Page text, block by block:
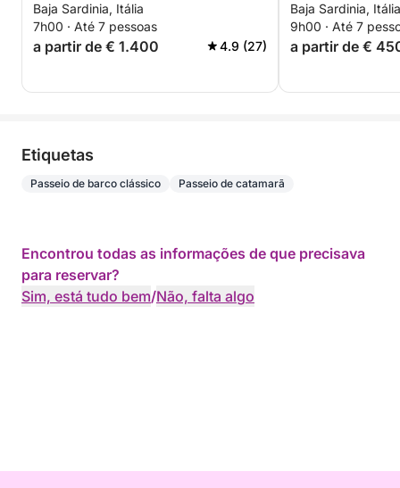
Baja Sardinia, Itália
7h00 · Até 7 pessoas
a partir de € 1.400 4.9 (27)
em uma lancha.
Baja Sardinia, Itália
9h00 · Até 7
a partir de €
Etiquetas
Passeio de barco clássico Passeio de catamarã
Encontrou todas as informações de que precisava
para reservar?
Sim, está tudo bem/Não, falta algo